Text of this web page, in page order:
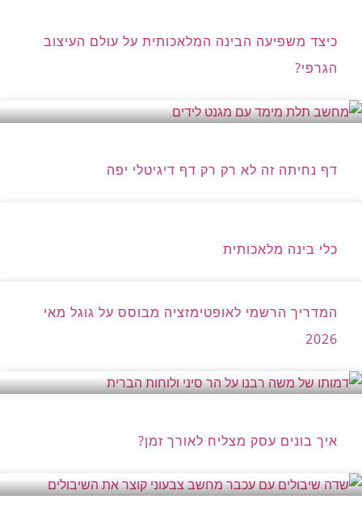
כיצד משפיעה הבינה המלאכותית על עולם העיצוב
הגרפי?
דף נחיתה זה לא רק רק דף דיגיטלי יפה
כלי בינה מלאכותית
המדריך הרשמי לאופטימזציה מבוסס על גוגל מאי
2026
איך בונים עסק מצליח לאורך זמן?